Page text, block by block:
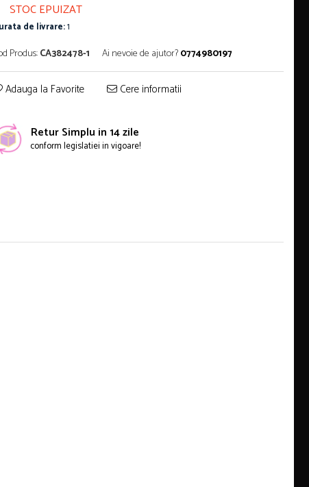
STOC EPUIZAT
de livrare:1
Produs:CA382478-1 Ai nevoie de ajutor?0774980197
Adauga la Favorite Cere informatii
Retur Simplu in 14 zile
conform legislatiei in vigoare!